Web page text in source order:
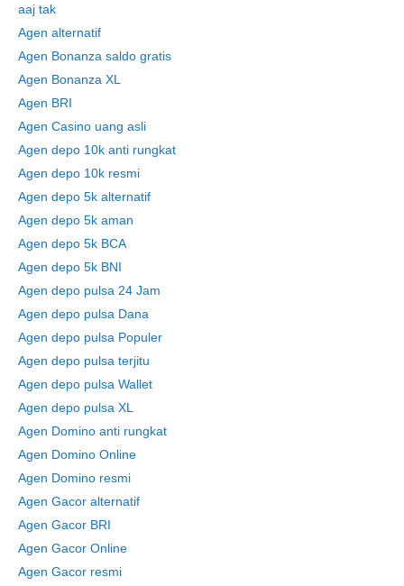
aaj tak
Agen alternatif
Agen Bonanza saldo gratis
Agen Bonanza XL
Agen BRI
Agen Casino uang asli
Agen depo 10k anti rungkat
Agen depo 10k resmi
Agen depo 5k alternatif
Agen depo 5k aman
Agen depo 5k BCA
Agen depo 5k BNI
Agen depo pulsa 24 Jam
Agen depo pulsa Dana
Agen depo pulsa Populer
Agen depo pulsa terjitu
Agen depo pulsa Wallet
Agen depo pulsa XL
Agen Domino anti rungkat
Agen Domino Online
Agen Domino resmi
Agen Gacor alternatif
Agen Gacor BRI
Agen Gacor Online
Agen Gacor resmi